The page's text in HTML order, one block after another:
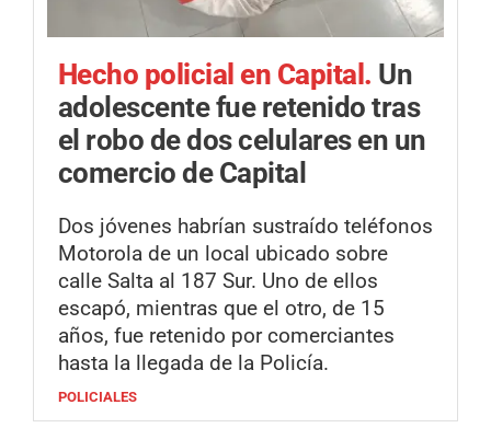
Hecho policial en Capital. Un
adolescente fue retenido tras
el robo de dos celulares en un
comercio de Capital
Dos jóvenes habrían sustraído teléfonos
Motorola de un local ubicado sobre
calle Salta al 187 Sur. Uno de ellos
escapó, mientras que el otro, de 15
años, fue retenido por comerciantes
hasta la llegada de la Policía.
POLICIALES